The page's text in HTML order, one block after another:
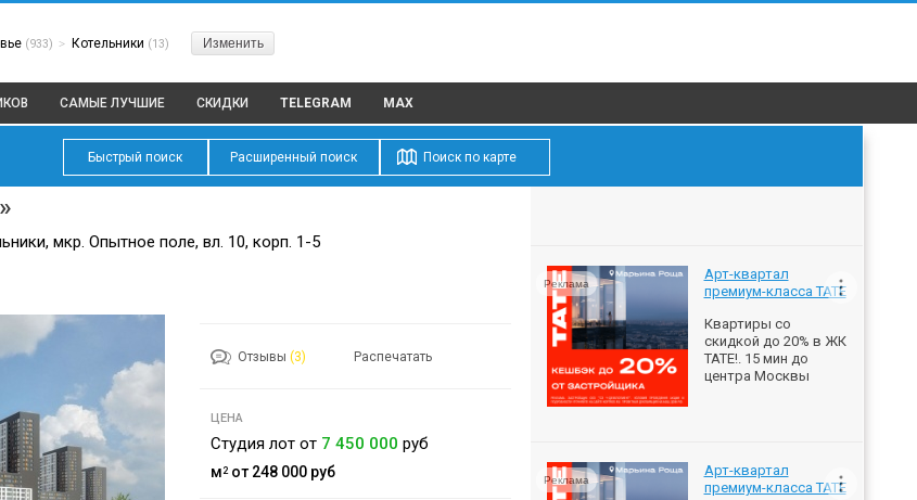
(933) > Котельники (13) Изменить
САМЫЕ ЛУЧШИЕ СКИДКИ TELEGRAM MAX
Быстрый поиск Расширенный поиск Поиск по карте
мкр. Опытное поле, вл. 10, корп. 1-5
Отзывы (3) Распечатать
ЦЕНА
Студия лот от 7 450 000 руб
м 2 от 248 000 руб
Арт-квартал
премиум-класса ТАТЕ
Квартиры со
скидкой до 20% в ЖК
ТАТЕ!. 15 мин до
центра Москвы
Реклама
Арт-квартал
премиум-класса ТАТЕ
Реклама